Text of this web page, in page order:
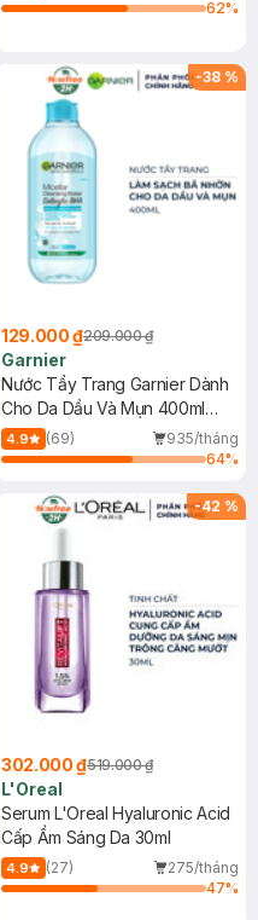
62%
-38 %
129.000 ₫209.000 ₫
Garnier
Nước Tẩy Trang Garnier Dành
Cho Da Dầu Và Mụn 400ml
(Mới)
4.9 (69)
935/tháng
64%
-42 %
302.000 ₫519.000 ₫
L'Oreal
Serum L'Oreal Hyaluronic Acid
Cấp Ẩm Sáng Da 30ml
4.9 (27)
275/tháng
47%